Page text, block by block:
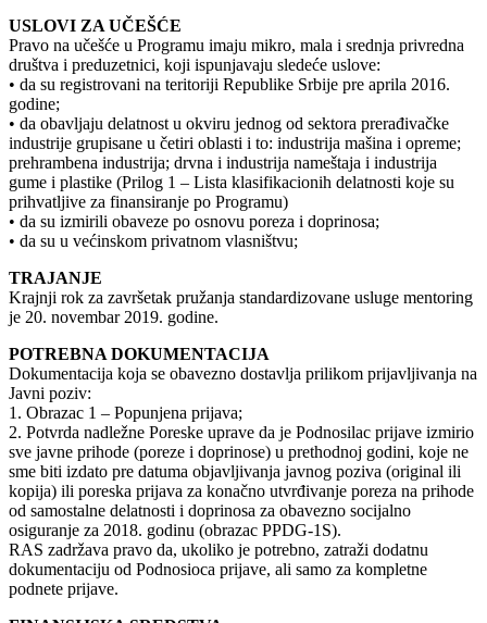
USLOVI ZA UČEŠĆE
Pravo na učešće u Programu imaju mikro, mala i srednja privredna
društva i preduzetnici, koji ispunjavaju sledeće uslove:
• da su registrovani na teritoriji Republike Srbije pre aprila 2016.
godine;
• da obavljaju delatnost u okviru jednog od sektora prerađivačke
industrije grupisane u četiri oblasti i to: industrija mašina i opreme;
prehrambena industrija; drvna i industrija nameštaja i industrija
gume i plastike (Prilog 1 – Lista klasifikacionih delatnosti koje su
prihvatljive za finansiranje po Programu)
• da su izmirili obaveze po osnovu poreza i doprinosa;
• da su u većinskom privatnom vlasništvu;
TRAJANJE
Krajnji rok za završetak pružanja standardizovane usluge mentoring
je 20. novembar 2019. godine.
POTREBNA DOKUMENTACIJA
Dokumentacija koja se obavezno dostavlja prilikom prijavljivanja na
Javni poziv:
1. Obrazac 1 – Popunjena prijava;
2. Potvrda nadležne Poreske uprave da je Podnosilac prijave izmirio
sve javne prihode (poreze i doprinose) u prethodnoj godini, koje ne
sme biti izdato pre datuma objavljivanja javnog poziva (original ili
kopija) ili poreska prijava za konačno utvrđivanje poreza na prihode
od samostalne delatnosti i doprinosa za obavezno socijalno
osiguranje za 2018. godinu (obrazac PPDG-1S).
RAS zadržava pravo da, ukoliko je potrebno, zatraži dodatnu
dokumentaciju od Podnosioca prijave, ali samo za kompletne
podnete prijave.